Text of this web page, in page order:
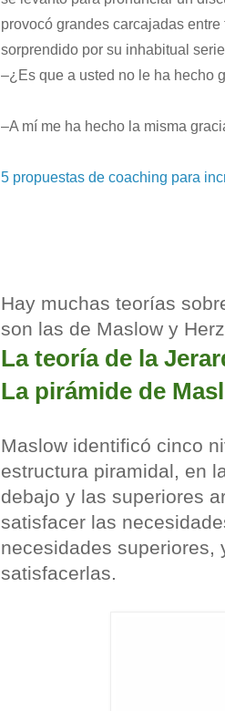
provocó grandes carcajadas
sorprendido por su inhabitual
–¿Es que a usted no le ha hecho
–A mí me ha hecho la misma
5 propuestas de coaching para
Hay muchas teorías
son las de Maslow y
La teoría de la
La pirámide de
Maslow identificó cinco
estructura piramidal, en
debajo y las superiores
satisfacer las
necesidades superiores,
satisfacerlas.